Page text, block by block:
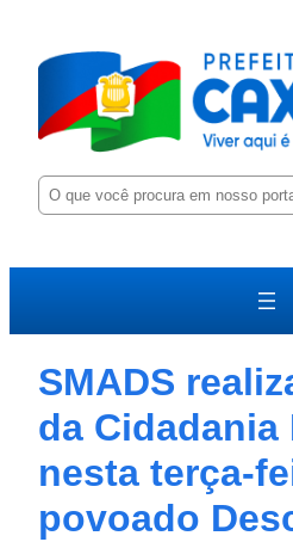
P
e
u
a
SMADS
da Cidadania
nesta terça-
povoado